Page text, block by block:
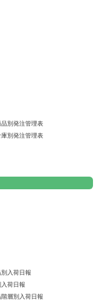
別発注管理表
別発注管理表
入荷日報
入荷日報
層別入荷日報